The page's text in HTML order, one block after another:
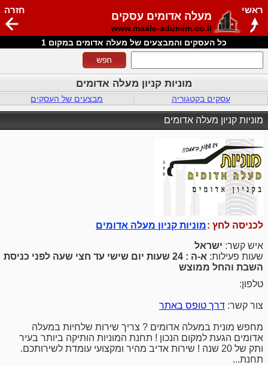
מעלה אדומים עסקים
www.maale-adumim.co.il
חזרה ראשי
כל העסקים והמבצעים של מעלה אדומים במקום 1
מוניות קניון מעלה אדומים
עסקים בקטגוריה מבצעים של העסקים
מוניות קניון מעלה אדומים
לכניסה לחץ :מוניות קניון מעלה אדומים
איש קשר: ישראל
שעות פעילות:
א-ה : 24 שעות יום שישי עד חצי שעה לפני כניסת
השבת והחל ממוצש
טלפון:
צור קשר: דרך טופס באתר
מחפש מונית במעלה אדומים ? צריך שירות שלחיות במעלה
אדומים הגעת למקום הנכון ! תחנת המוניות הותיקה ביותר בעיר
ותק של 20 שנה ! שירות אדיב מהיר ומקצועי עומדת לשירותכם.
תחנת...